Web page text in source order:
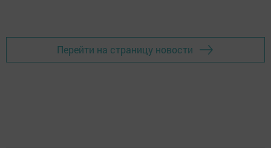
Перейти на страницу новости